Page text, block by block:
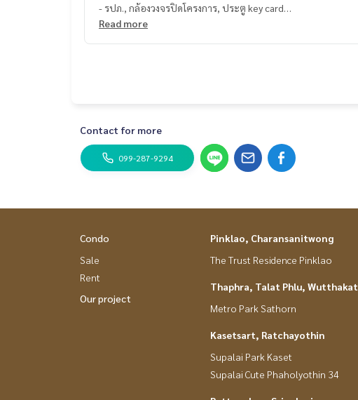
- รปภ., กล้องวงจรปิดโครงการ, ประตู key card
- ร้านค้า
-The Street รัชดา
- เอสพลานาด รัชดา
- รพ.พระราม 9
อยากดูคอนโด ต้องที่
Read more
Contact for more
099-287-9294
Condo
Sale
Rent
Our project
Pinklao, Charansanitwong
The Trust Residence Pinklao
Thaphra, Talat Phlu, Wutthakat
Metro Park Sathorn
Kasetsart, Ratchayothin
Supalai Park Kaset
Supalai Cute Phaholyothin 34